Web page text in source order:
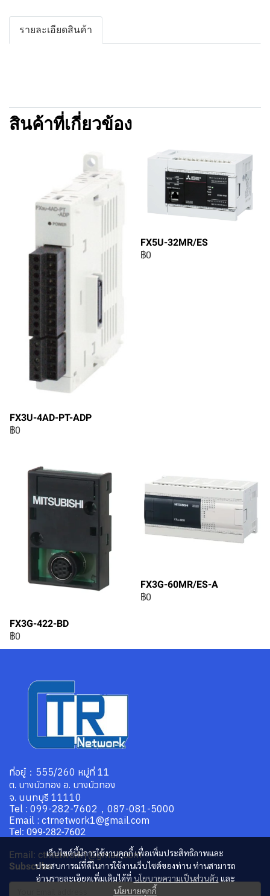
รายละเอียดสินค้า
สินค้าที่เกี่ยวข้อง
FX3U-4AD-PT-ADP
฿0
FX5U-32MR/ES
฿0
FX3G-422-BD
฿0
FX3G-60MR/ES-A
฿0
เว็บไซต์นี้มีการใช้งานคุกกี้ เพื่อเพิ่มประสิทธิภาพและ
ประสบการณ์ที่ดีในการใช้งานเว็บไซต์ของท่าน ท่านสามารถ
อ่านรายละเอียดเพิ่มเติมได้ที่ นโยบายความเป็นส่วนตัว และ
นโยบายคุกกี้
ที่อยู๋：555/260 หมู่ที่ 11
ต. บางบัวทอง อ. บางบัวทอง
จ. นนทบุรี 11110
Tel : 099-282-7602，087-081-5000
Email : ctrnetwork1@gmail.com
Tel: 099-282-7602
Email: ctrnetwork1@gmail.com
Subscribe